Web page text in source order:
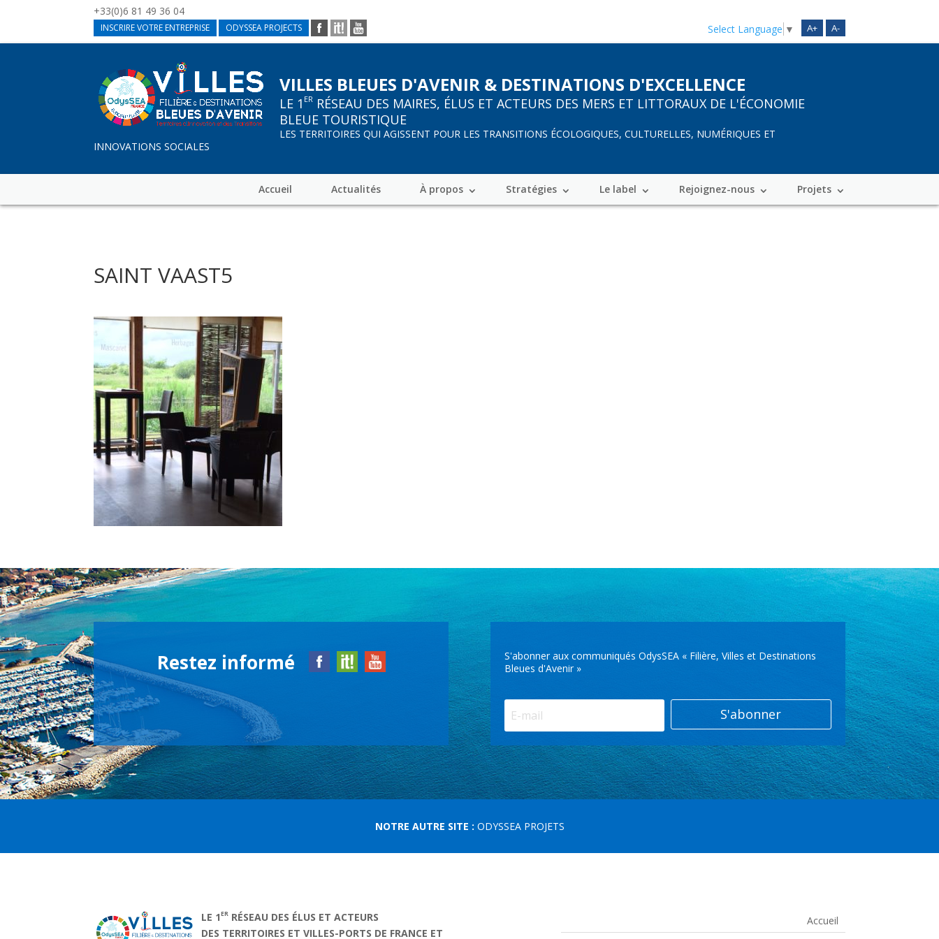
+33(0)6 81 49 36 04
INSCRIRE VOTRE ENTREPRISE ODYSSEA PROJECTS A+ A-
Select Language ▼
VILLES BLEUES D'AVENIR & DESTINATIONS D'EXCELLENCE
LE 1 ER RÉSEAU DES MAIRES, ÉLUS ET ACTEURS DES MERS ET LITTORAUX DE L'ÉCONOMIE
BLEUE TOURISTIQUE
LES TERRITOIRES QUI AGISSENT POUR LES TRANSITIONS ÉCOLOGIQUES, CULTURELLES, NUMÉRIQUES ET
INNOVATIONS SOCIALES
Accueil Actualités À propos Stratégies Le label Rejoignez-nous Projets
SAINT VAAST5
Restez informé
S'abonner aux communiqués OdysSEA « Filière, Villes et Destinations
Bleues d'Avenir »
S'abonner
NOTRE AUTRE SITE : ODYSSEA PROJETS
LE 1ER RÉSEAU DES ÉLUS ET ACTEURS
DES TERRITOIRES ET VILLES-PORTS DE FRANCE ET
Accueil